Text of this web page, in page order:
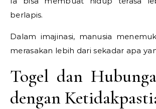
berlapis.
Dalam imajinasi, manusia
merasakan lebih dari sekadar apa
Togel dan
dengan